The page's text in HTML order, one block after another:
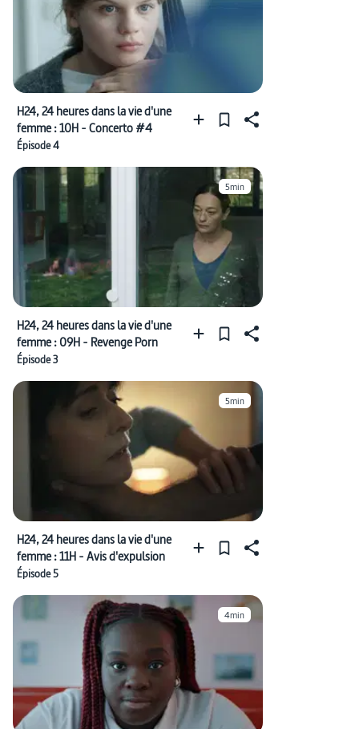
H24, 24 heures dans la vie d'une
femme : 10H - Concerto #4
Épisode 4
5min
H24, 24 heures dans la vie d'une
femme : 09H - Revenge Porn
Épisode 3
5min
H24, 24 heures dans la vie d'une
femme : 11H - Avis d'expulsion
Épisode 5
4min